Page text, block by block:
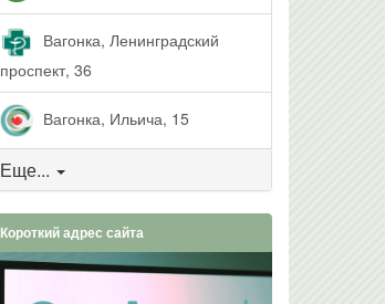
Вагонка, Ленинградский
проспект, 36
Вагонка, Ильича, 15
Еще...
Короткий адрес сайта